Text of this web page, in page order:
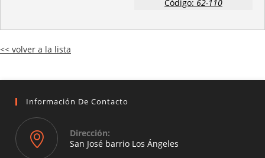
Código: 62-110
<< volver a la lista
Información De Contacto
Dirección:
San José barrio Los Ángeles